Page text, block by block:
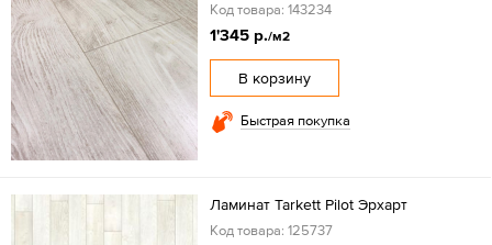
Код товара: 143234
1'345 р./м2
В корзину
Быстрая покупка
Ламинат Tarkett Pilot Эрхарт
Код товара: 125737